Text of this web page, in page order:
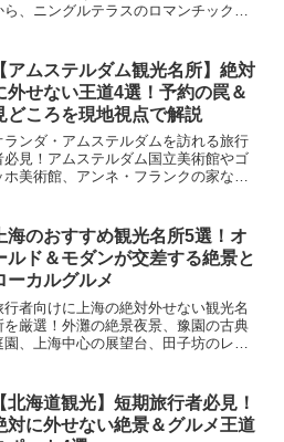
ら、ニングルテラスのロマンチックな
意点や混雑回避のコツなど、現地で役
つリアルな情報をお届けします。
【アムステルダム観光名所】絶対
外せない王道4選！予約の罠＆
どころを現地視点で解説
ランダ・アムステルダムを訪れる旅行
必見！アムステルダム国立美術館やゴ
ホ美術館、アンネ・フランクの家な
なる運河の家博物館などディープな情
をお届けします。
上海のおすすめ観光名所5選！オ
ルド＆モダンが交差する絶景と
ーカルグルメ
行者向けに上海の絶対外せない観光名
を厳選！外灘の絶景夜景、豫園の古典
園、上海中心の展望台、田子坊のレト
どリアルな情報を交えてディープに解
します。
【北海道観光】短期旅行者必見！
対に外せない絶景＆グルメ王道